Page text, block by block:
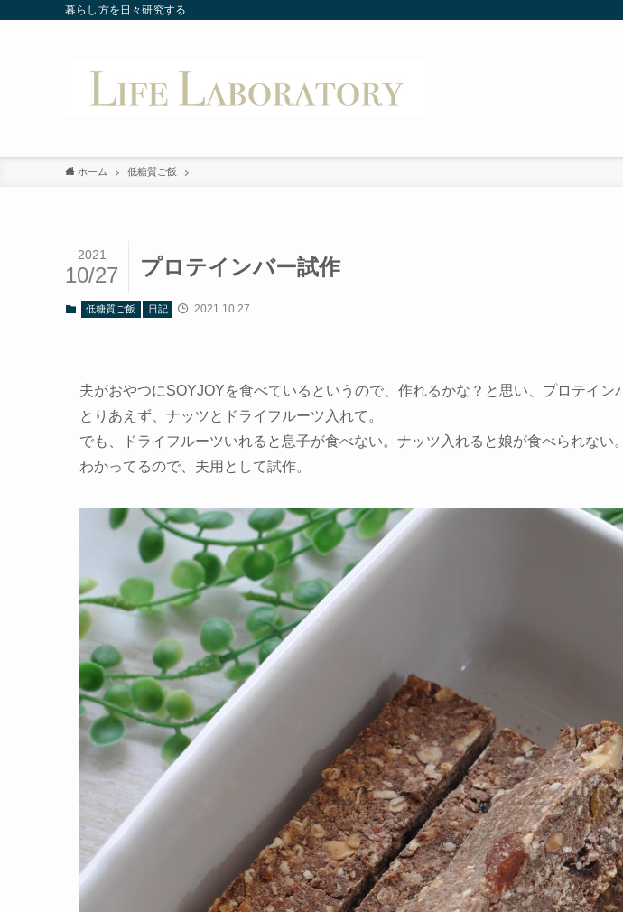
暮らし方を日々研究する
ホーム 低糖質ご飯
プロテインバー試作
2021
10/27
低糖質ご飯 日記 2021.10.27
夫がおやつにSOYJOYを食べているというので、作れるかな？と思い、プロテイン
とりあえず、ナッツとドライフルーツ入れて。
でも、ドライフルーツいれると息子が食べない。ナッツ入れると娘が食べられない
わかってるので、夫用として試作。